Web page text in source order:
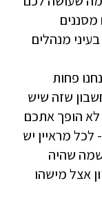
מנהלים
פחות
שזה שיש
לא הופך אתכם
לכל מראיין יש
שהיה
אצל מישהו